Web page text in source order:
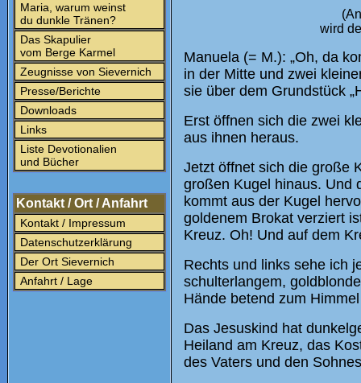
Maria, warum weinst
du dunkle Tränen?
Das Skapulier
vom Berge Karmel
Zeugnisse von Sievernich
Presse/Berichte
Downloads
Links
Liste Devotionalien
und Bücher
Kontakt / Ort / Anfahrt
Kontakt / Impressum
Datenschutzerklärung
Der Ort Sievernich
Anfahrt / Lage
wird
Manuela (= M.): „Oh, da
in der Mitte und zwei
sie über dem Grundstück
Erst öffnen sich die zwei
aus ihnen heraus.
Jetzt öffnet sich die große
großen Kugel hinaus. Und
kommt aus der Kugel
goldenem Brokat verziert
Kreuz. Oh! Und auf dem
Rechts und links sehe ich
schulterlangem,
Hände betend zum
Das Jesuskind hat
Heiland am Kreuz, das
des Vaters und den